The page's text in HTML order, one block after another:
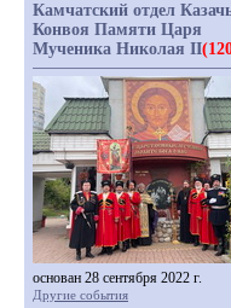
Камчатский отдел
Конвоя Памяти Царя
Мученика Николая II
основан 28 сентября 2022 г.
Другие события